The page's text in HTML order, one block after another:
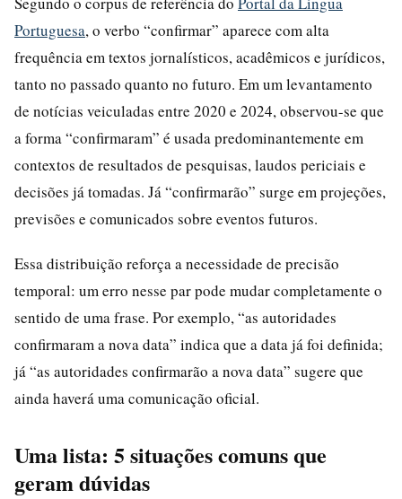
Portuguesa, o verbo “confirmar” aparece com alta
frequência em textos jornalísticos, acadêmicos e jurídicos,
tanto no passado quanto no futuro. Em um levantamento
de notícias veiculadas entre 2020 e 2024, observou-se que
a forma “confirmaram” é usada predominantemente em
contextos de resultados de pesquisas, laudos periciais e
decisões já tomadas. Já “confirmarão” surge em projeções,
previsões e comunicados sobre eventos futuros.
Essa distribuição reforça a necessidade de precisão
temporal: um erro nesse par pode mudar completamente o
sentido de uma frase. Por exemplo, “as autoridades
confirmaram a nova data” indica que a data já foi definida;
já “as autoridades confirmarão a nova data” sugere que
ainda haverá uma comunicação oficial.
Uma lista: 5 situações comuns que
geram dúvidas